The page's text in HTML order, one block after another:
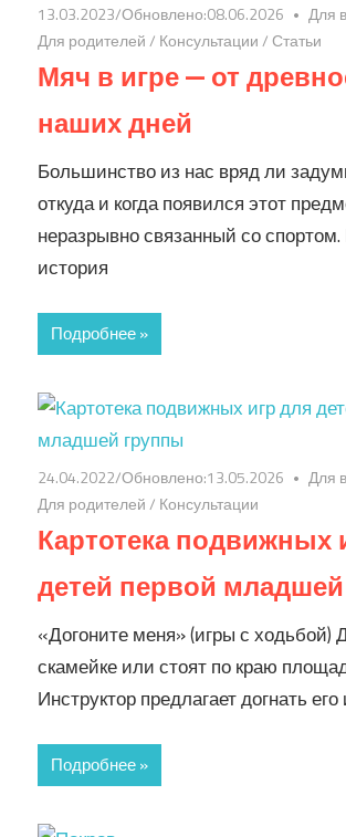
13.03.2023/Обновлено:08.06.2026 Для
Для родителей/ Консультации/Статьи
Мяч в игре — от
наших дней
Большинство из нас вряд ли
откуда и когда появился этот
неразрывно связанный со
история
Подробнее »
24.04.2022/Обновлено:13.05.2026 Для
Для родителей/ Консультации
Картотека подвижных
детей первой
«Догоните меня» (игры с ходьбой)
скамейке или стоят по краю
Инструктор предлагает догнать его
Подробнее »